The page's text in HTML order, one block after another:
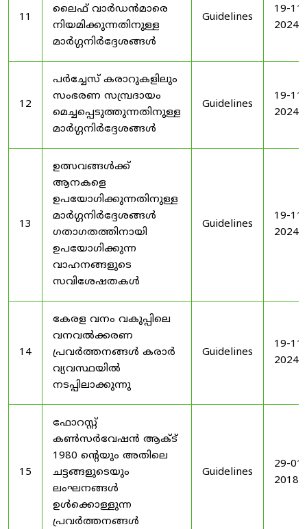
11
ലൈഫ് വാർഡൻമാരെ
നിയമിക്കുന്നതിനുള്ള
മാർഗ്ഗനിർദ്ദേശങ്ങൾ
Guidelines
19-11-
2024
12
പർച്ചേസ് കരാറുകളിലും
സംഭരണ ​​സമ്പ്രദായം
മെച്ചപ്പെടുത്തുന്നതിനുള്ള
മാർഗ്ഗനിർദ്ദേശങ്ങൾ
Guidelines
19-11-
2024
13
ഉത്സവങ്ങൾക്ക്
ആനകളെ
ഉപയോഗിക്കുന്നതിനുള്ള
മാർഗ്ഗനിർദ്ദേശങ്ങൾ
ഗതാഗതത്തിനായി
ഉപയോഗിക്കുന്ന
വാഹനങ്ങളുടെ
സവിശേഷതകൾ
Guidelines
19-11-
2024
14
കേരള വനം വകുപ്പിലെ
വനവൽക്കരണ
പ്രവർത്തനങ്ങൾ കരാർ
വ്യവസ്ഥയിൽ
നടപ്പിലാക്കുന്നു
Guidelines
19-11-
2024
15
ഫോറസ്റ്റ്
കൺസർവേഷൻ ആക്ട്
1980 ൻ്റെയും അതിലെ
ചട്ടങ്ങളുടെയും
ലംഘനങ്ങൾ
ഉൾക്കൊള്ളുന്ന
പ്രവർത്തനങ്ങൾ
Guidelines
29-01-
2018